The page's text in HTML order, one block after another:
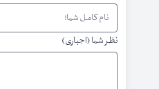
نظر شما (اجباری)